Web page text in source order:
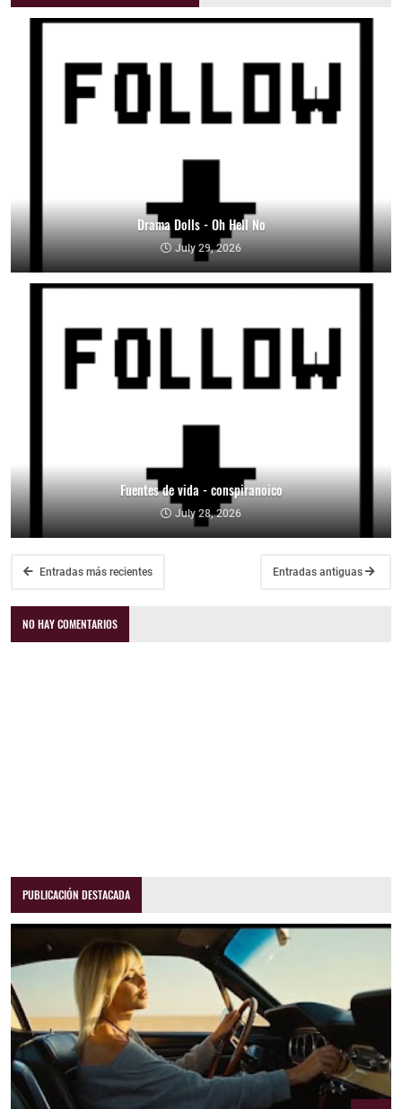
Drama Dolls - Oh Hell No
July 29, 2026
Fuentes de vida - conspiranoico
July 28, 2026
Entradas más recientes Entradas antiguas
NO HAY COMENTARIOS
PUBLICACIÓN DESTACADA